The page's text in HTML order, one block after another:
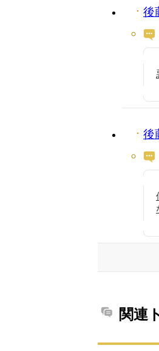
後
後
関連